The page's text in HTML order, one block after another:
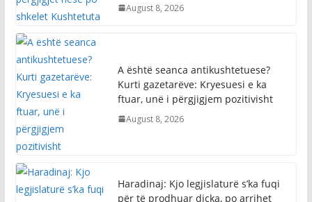
August 8, 2026
A është seanca antikushtetuese?
Kurti gazetarëve: Kryesuesi e ka
ftuar, unë i përgjigjem pozitivisht
August 8, 2026
Haradinaj: Kjo legjislaturë s’ka fuqi
për të prodhuar diçka, po arrihet